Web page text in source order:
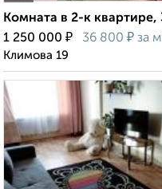
Комната в 2-к
1 250 000 ₽ 36 800 ₽ за
Климова 19